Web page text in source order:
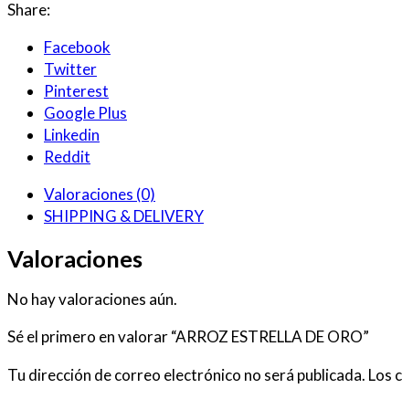
Share:
Facebook
Twitter
Pinterest
Google Plus
Linkedin
Reddit
Valoraciones (0)
SHIPPING & DELIVERY
Valoraciones
No hay valoraciones aún.
Sé el primero en valorar “ARROZ ESTRELLA DE ORO”
Tu dirección de correo electrónico no será publicada. Los